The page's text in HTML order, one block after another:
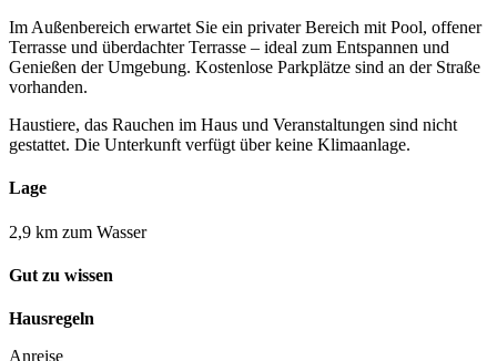
Im Außenbereich erwartet Sie ein privater Bereich mit Pool, offener
Terrasse und überdachter Terrasse – ideal zum Entspannen und
Genießen der Umgebung. Kostenlose Parkplätze sind an der Straße
vorhanden.
Haustiere, das Rauchen im Haus und Veranstaltungen sind nicht
gestattet. Die Unterkunft verfügt über keine Klimaanlage.
Lage
2,9 km zum Wasser
Gut zu wissen
Hausregeln
Anreise